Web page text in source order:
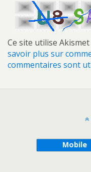
Ce site utilise
savoir plus sur
commentaires sont
Mobile